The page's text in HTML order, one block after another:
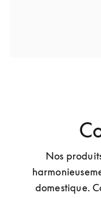
Nos
domestique.